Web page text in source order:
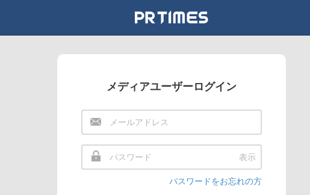
メディアユーザーログイン
表示
パスワードをお忘れの方